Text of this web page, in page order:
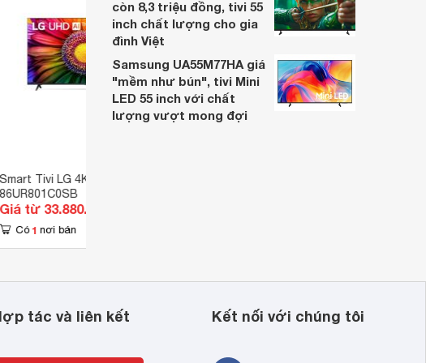
Angle
Smart Tivi LG 4K 86 inch
86UR801C0SB
Giá từ 33.880.000 đ
Có 1 nơi bán
còn 8,3 triệu đồng, tivi 55
inch chất lượng cho gia
đình Việt
Samsung UA55M77HA giá
"mềm như bún", tivi Mini
LED 55 inch với chất
lượng vượt mong đợi
tác và liên kết Kết nối với chúng tôi